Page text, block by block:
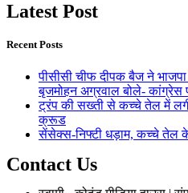
Latest Post
Recent Posts
पीसीसी चीफ दीपक बैज ने
बृजमोहन अग्रवाल बोले-
ट्रंप की सख्ती से कच्चे तेल में
क्रूड
सेंसेक्स-निफ्टी धड़ाम, कच्चे तेल के
Contact Us